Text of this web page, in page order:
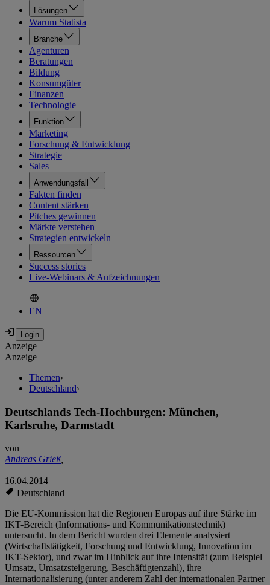
Lösungen
Warum Statista
Branche
Agenturen
Beratungen
Bildung
Konsumgüter
Finanzen
Technologie
Funktion
Marketing
Forschung & Entwicklung
Strategie
Sales
Anwendungsfall
Fakten finden
Content stärken
Pitches gewinnen
Märkte verstehen
Strategien entwickeln
Ressourcen
Success stories
Live-Webinars & Aufzeichnungen
EN
Anzeige
Anzeige
Themen›
Deutschland›
Deutschlands Tech-Hochburgen: München,
Karlsruhe, Darmstadt
von
Andreas Grieß,
16.04.2014
Deutschland
Die EU-Kommission hat die Regionen Europas auf ihre Stärke im
IKT-Bereich (Informations- und Kommunikationstechnik)
untersucht. In dem Bericht wurden drei Elemente analysiert
(Wirtschaftstätigkeit, Forschung und Entwicklung, Innovation im
IKT-Sektor), und zwar im Hinblick auf ihre Intensität (zum Beispiel
Umsatz, Umsatzsteigerung, Beschäftigtenzahl), ihre
Internationalisierung (unter anderem Zahl der internationalen Partner